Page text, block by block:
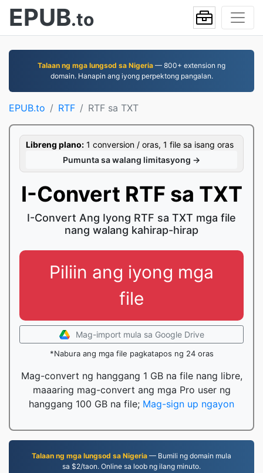
EPUB.to
Talaan ng mga lungsod sa Nigeria — 800+ extension ng
domain. Hanapin ang iyong perpektong pangalan.
EPUB.to RTF RTF sa TXT
Libreng plano: 1 conversion / oras, 1 file sa isang oras
Pumunta sa walang limitasyong →
I-Convert RTF sa TXT
I-Convert Ang Iyong RTF sa TXT mga file
nang walang kahirap-hirap
Piliin ang iyong mga
file
Mag-import mula sa Google Drive
*Nabura ang mga file pagkatapos ng 24 oras
Mag-convert ng hanggang 1 GB na file nang libre,
maaaring mag-convert ang mga Pro user ng
hanggang 100 GB na file; Mag-sign up ngayon
Talaan ng mga lungsod sa Nigeria — Bumili ng domain mula
sa $2/taon. Online sa loob ng ilang minuto.